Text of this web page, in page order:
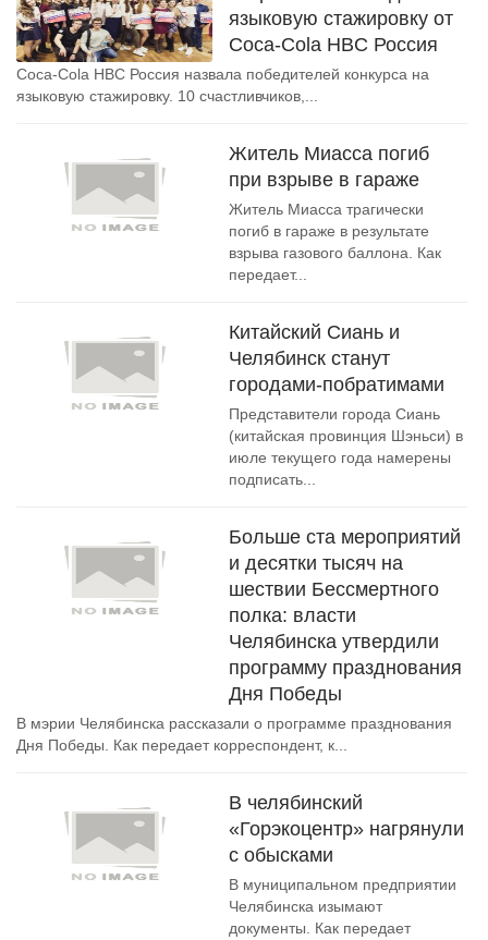
языковую стажировку от
Coca-Cola HBC Россия
Coca-Cola HBC Россия назвала победителей конкурса на
языковую стажировку. 10 счастливчиков,...
Житель Миасса погиб
при взрыве в гараже
Житель Миасса трагически
погиб в гараже в результате
взрыва газового баллона. Как
передает...
Китайский Сиань и
Челябинск станут
городами-побратимами
Представители города Сиань
(китайская провинция Шэньси) в
июле текущего года намерены
подписать...
Больше ста мероприятий
и десятки тысяч на
шествии Бессмертного
полка: власти
Челябинска утвердили
программу празднования
Дня Победы
В мэрии Челябинска рассказали о программе празднования
Дня Победы. Как передает корреспондент, к...
В челябинский
«Горэкоцентр» нагрянули
с обысками
В муниципальном предприятии
Челябинска изымают
документы. Как передает